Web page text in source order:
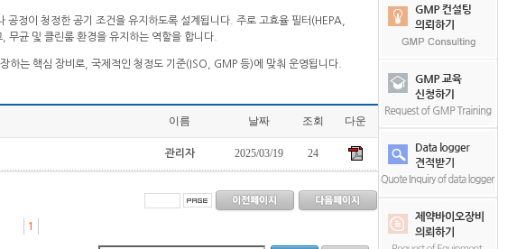
이벤트 및 공지사항
정이 청정한 공기 조건을 유지하도록 설계됩니다. 주로 고효율 필터(HEPA,
무균 및 클린룸 환경을 유지하는 역할을 합니다.
는 핵심 장비로, 국제적인 청정도 기준(ISO, GMP 등)에 맞춰 운영됩니다.
이름 날짜 조회 다운
관리자 2025/03/19 24
1